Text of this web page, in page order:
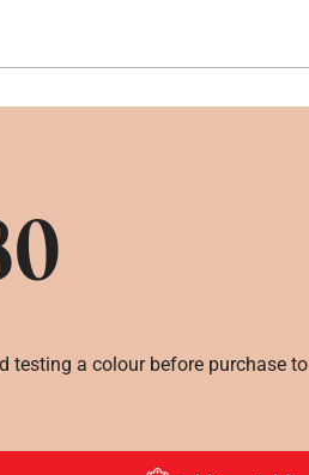
testing a colour before purchase